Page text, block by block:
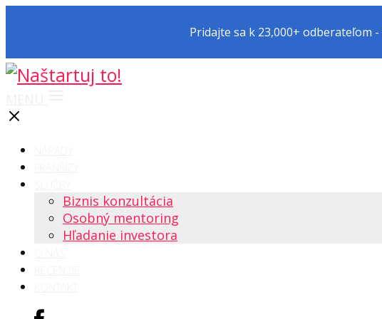
Pridajte sa k 23,000+ odberateľom -
Biznis konzultácia
Osobný mentoring
Hľadanie investora